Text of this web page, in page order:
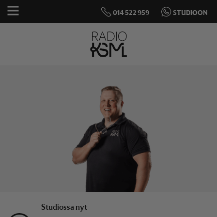
Studiossa nyt
014 522 959 STUDIOON